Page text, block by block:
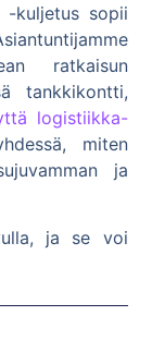
kuljetus sopii
ratkaisun
tankkikontti,
logistiikka-
miten
ja
ja se voi